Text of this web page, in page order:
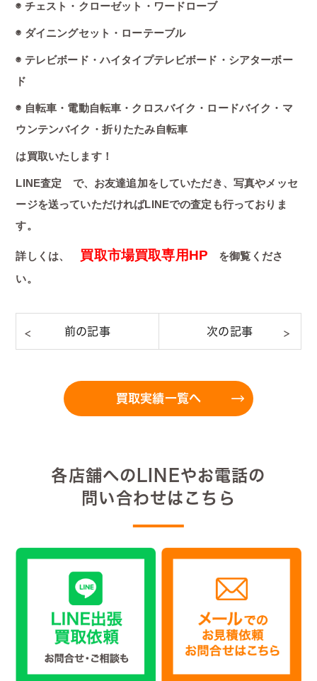
◉ チェスト・クローゼット・ワードローブ
◉ ダイニングセット・ローテーブル
◉ テレビボード・ハイタイプテレビボード・シアターボー
ド
◉ 自転車・電動自転車・クロスバイク・ロードバイク・マ
ウンテンバイク・折りたたみ自転車
は買取いたします！
LINE査定 で、お友達追加をしていただき、写真やメッセ
ージを送っていただければLINEでの査定も行っておりま
す。
詳しくは、 買取市場買取専用HP を御覧くださ
い。
買取実績一覧へ
各店舗へのLINEやお電話の
問い合わせはこちら